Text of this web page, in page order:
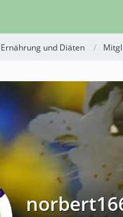
und Diäten